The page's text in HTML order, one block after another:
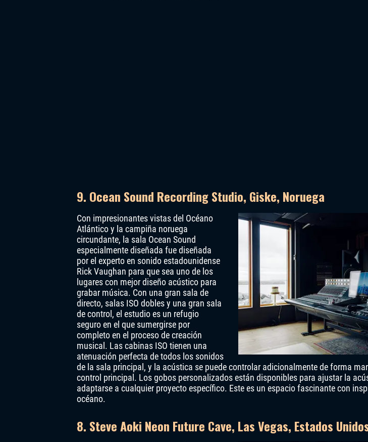
9. Ocean Sound Recording Studio, Giske, Noruega
Con impresionantes vistas del Océano
Atlántico y la campiña noruega
circundante, la sala Ocean Sound
especialmente diseñada fue diseñada
por el experto en sonido estadounidense
Rick Vaughan para que sea uno de los
lugares con mejor diseño acústico para
grabar música. Con una gran sala de
directo, salas ISO dobles y una gran sala
de control, el estudio es un refugio
seguro en el que sumergirse por
completo en el proceso de creación
musical. Las cabinas ISO tienen una
atenuación perfecta de todos los sonidos
de la sala principal, y la acústica se puede controlar adicionalmente de forma
control principal. Los gobos personalizados están disponibles para ajustar la
adaptarse a cualquier proyecto específico. Este es un espacio fascinante con
océano.
8. Steve Aoki Neon Future Cave, Las Vegas, Estados